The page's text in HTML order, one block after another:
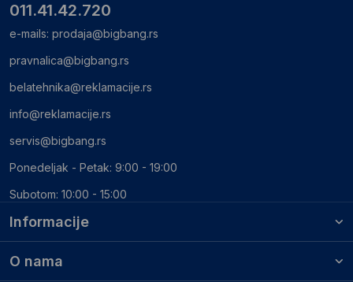
Informacije
O nama
011.41.42.720
e-mails: prodaja@bigbang.rs
pravnalica@bigbang.rs
belatehnika@reklamacije.rs
info@reklamacije.rs
servis@bigbang.rs
Ponedeljak - Petak: 9:00 - 19:00
Subotom: 10:00 - 15:00